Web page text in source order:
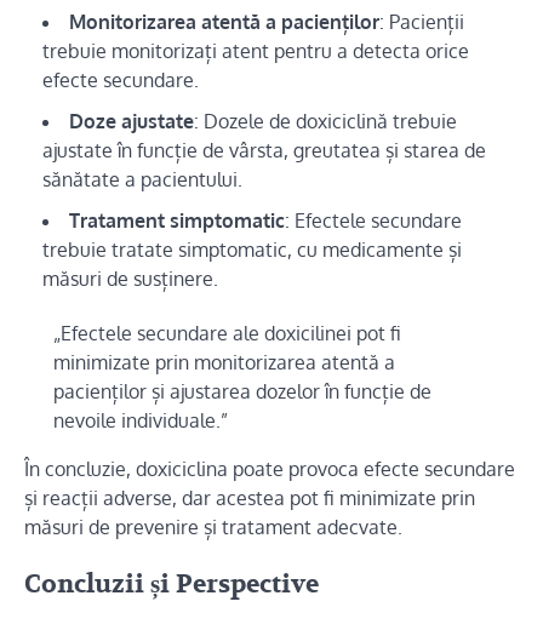
Monitorizarea atentă a pacienților: Pacienții
trebuie monitorizați atent pentru a detecta orice
efecte secundare.
Doze ajustate: Dozele de doxiciclină trebuie
ajustate în funcție de vârsta, greutatea și starea de
sănătate a pacientului.
Tratament simptomatic: Efectele secundare
trebuie tratate simptomatic, cu medicamente și
măsuri de susținere.
„Efectele secundare ale doxicilinei pot fi
minimizate prin monitorizarea atentă a
pacienților și ajustarea dozelor în funcție de
nevoile individuale.”
În concluzie, doxiciclina poate provoca efecte secundare
și reacții adverse, dar acestea pot fi minimizate prin
măsuri de prevenire și tratament adecvate.
Concluzii și Perspective